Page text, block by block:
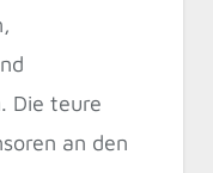
Die teure
an den